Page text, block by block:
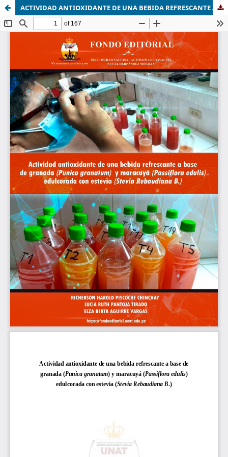
ACTIVIDAD ANTIOXIDANTE DE UNA BEBIDA REFRESCANTE A BASE DE GRANADA (Punica granatum) Y MARACUYÁ (Passiflora edulis) EDULCORADA CON ESTEVIA (Stevia Rebaudiana B.)